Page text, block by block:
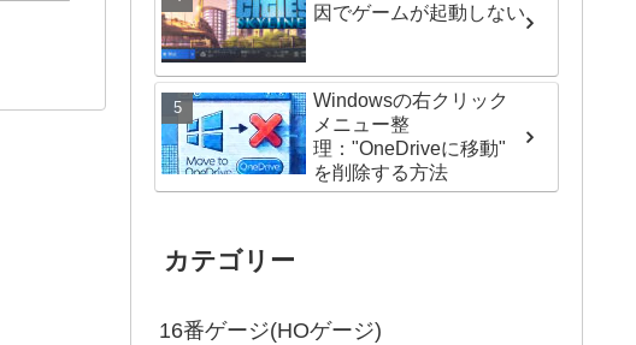
因でゲームが起動しない
Windowsの右クリック
メニュー整
理："OneDriveに移動"
を削除する方法
カテゴリー
16番ゲージ(HOゲージ)